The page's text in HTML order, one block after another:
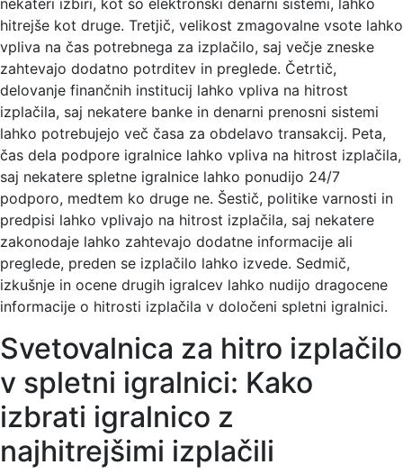
nekateri izbiri, kot so elektronski denarni sistemi, lahko
hitrejše kot druge. Tretjič, velikost zmagovalne vsote lahko
vpliva na čas potrebnega za izplačilo, saj večje zneske
zahtevajo dodatno potrditev in preglede. Četrtič,
delovanje finančnih institucij lahko vpliva na hitrost
izplačila, saj nekatere banke in denarni prenosni sistemi
lahko potrebujejo več časa za obdelavo transakcij. Peta,
čas dela podpore igralnice lahko vpliva na hitrost izplačila,
saj nekatere spletne igralnice lahko ponudijo 24/7
podporo, medtem ko druge ne. Šestič, politike varnosti in
predpisi lahko vplivajo na hitrost izplačila, saj nekatere
zakonodaje lahko zahtevajo dodatne informacije ali
preglede, preden se izplačilo lahko izvede. Sedmič,
izkušnje in ocene drugih igralcev lahko nudijo dragocene
informacije o hitrosti izplačila v določeni spletni igralnici.
Svetovalnica za hitro izplačilo
v spletni igralnici: Kako
izbrati igralnico z
najhitrejšimi izplačili